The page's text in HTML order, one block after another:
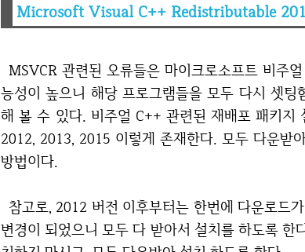
Microsoft Visual C++ Redistributable
MSVCR 관련된 오류들은 마이크로소프트 비주얼 C++ 재배포 패키지 오류일 가
능성이 높으니 해당 프로그램들을 모두 다시 셋팅
해 볼 수 있다. 비주얼 C++ 관련된 재배포 패키지
2012, 2013, 2015 이렇게 존재한다. 모두 다운받
방법이다.
참고로, 2012 버전 이후부터는 한번에 다운로드가 다 되는 통합 다운로드 식으로
변경이 되었으니 모두 다 받아서 설치를 하도록